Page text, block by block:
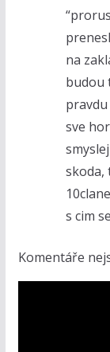
na
budou
sve
skoda,
s cim
Komentáře